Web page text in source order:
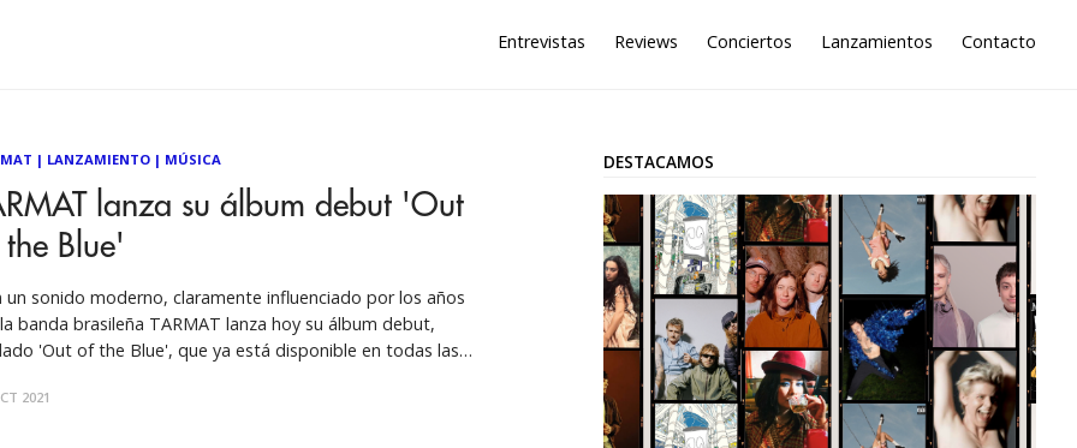
Entrevistas Reviews Conciertos Lanzamientos Contacto
| LANZAMIENTO| MÚSICA
lanza su álbum debut 'Out
Blue'
un sonido moderno, claramente influenciado por los años
banda brasileña TARMAT lanza hoy su álbum debut,
'Out of the Blue', que ya está disponible en todas las
y atención al detalle, influenciado por una época que
2021
DESTACAMOS